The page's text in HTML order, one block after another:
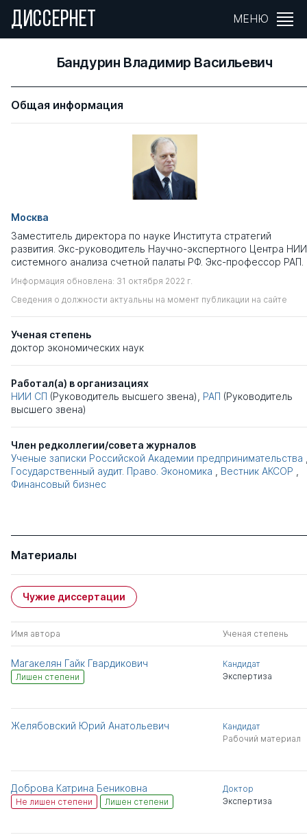
ДИССЕРНЕТ МЕНЮ
Бандурин Владимир Васильевич
Общая информация
Москва
Заместитель директора по науке Института стратегий
развития. Экс-руководитель Научно-экспертного Центра НИИ
системного анализа счетной палаты РФ. Экс-профессор РАП.
Информация обновлена: 31 октября 2022 г.
Сведения о должности актуальны на момент публикации на сайте
Ученая степень
доктор экономических наук
Работал(а) в организациях
НИИ СП (Руководитель высшего звена), РАП (Руководитель
высшего звена)
Член редколлегии/совета журналов
Ученые записки Российской Академии предпринимательства
Государственный аудит. Право. Экономика
Вестник АКСОР
Финансовый бизнес
Материалы
Чужие диссертации
Имя автора Ученая степень
Магакелян Гайк Гвардикович
Лишен степени
Кандидат
Экспертиза
Желябовский Юрий Анатольевич
Кандидат
Рабочий материал
Доброва Катрина Бениковна
Не лишен степени Лишен степени
Доктор
Экспертиза